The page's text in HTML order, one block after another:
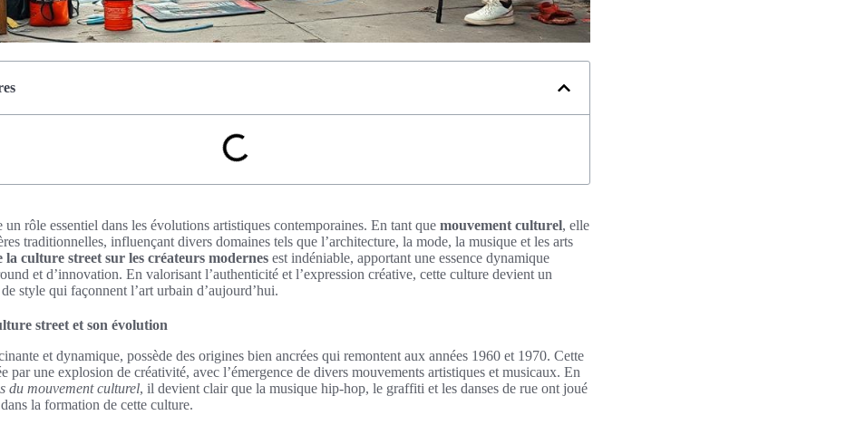
rôle essentiel dans les évolutions artistiques contemporaines. En tant que mouvement culturel, elle
traditionnelles, influençant divers domaines tels que l’architecture, la mode, la musique et les arts
la culture street sur les créateurs modernes est indéniable, apportant une essence dynamique
et d’innovation. En valorisant l’authenticité et l’expression créative, cette culture devient un
style qui façonnent l’art urbain d’aujourd’hui.
street et son évolution
et dynamique, possède des origines bien ancrées qui remontent aux années 1960 et 1970. Cette
par une explosion de créativité, avec l’émergence de divers mouvements artistiques et musicaux. En
du mouvement culturel, il devient clair que la musique hip-hop, le graffiti et les danses de rue ont joué
la formation de cette culture.